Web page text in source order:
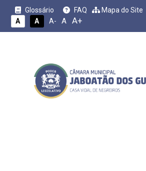
Glossário FAQ Mapa do Site
A
A A- A A+